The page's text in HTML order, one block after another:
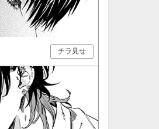
チラ見せ